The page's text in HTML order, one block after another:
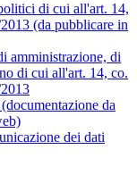
di cui all'art. 14,
(da pubblicare in
amministrazione, di
di cui all'art. 14, co.
da
dei dati